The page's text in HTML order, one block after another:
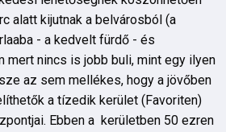
alatt kijutnak a belvárosból (a
- a kedvelt fürdő - és
mert nincs is jobb buli, mint egy ilyen
az sem mellékes, hogy a jövőben
a tízedik kerület (Favoriten)
Ebben a kerületben 50 ezren